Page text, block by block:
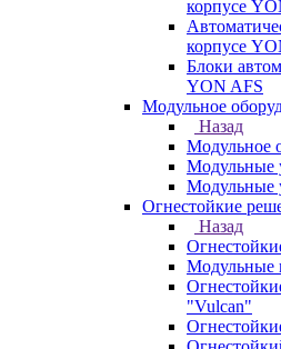
корпусе
корпусе
Блоки
YON AFS
Модульное
Назад
Модульное
Модульные
Модульные
Огнестойкие
Назад
Модульные
"Vulcan"